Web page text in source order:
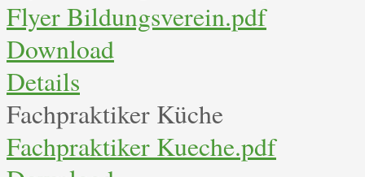
Flyer Bildungsverein.pdf
Download
Details
Fachpraktiker Küche
Fachpraktiker Kueche.pdf